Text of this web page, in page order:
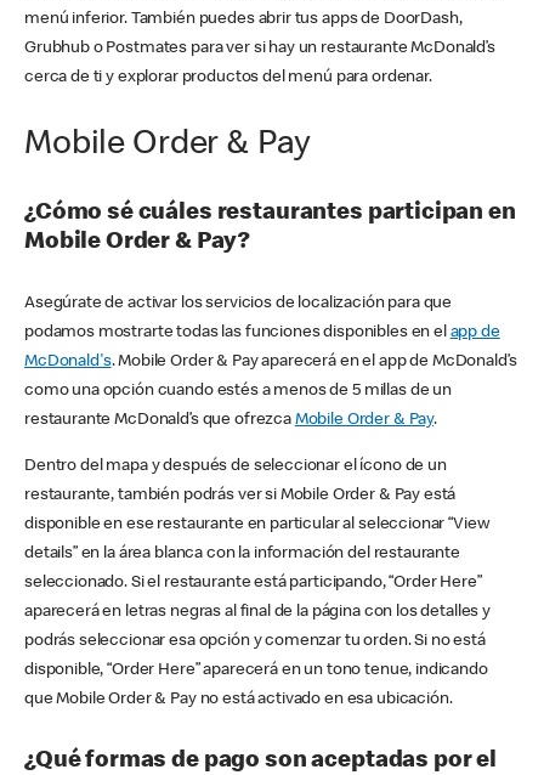
menú inferior. También puedes abrir tus apps de DoorDash,
Grubhub o Postmates para ver si hay un restaurante McDonald’s
cerca de ti y explorar productos del menú para ordenar.
Mobile Order & Pay
¿Cómo sé cuáles restaurantes participan en
Mobile Order & Pay?
Asegúrate de activar los servicios de localización para que
podamos mostrarte todas las funciones disponibles en el app de
McDonald's. Mobile Order & Pay aparecerá en el app de McDonald’s
como una opción cuando estés a menos de 5 millas de un
restaurante McDonald’s que ofrezca Mobile Order & Pay.
Dentro del mapa y después de seleccionar el ícono de un
restaurante, también podrás ver si Mobile Order & Pay está
disponible en ese restaurante en particular al seleccionar “View
details” en la área blanca con la información del restaurante
seleccionado. Si el restaurante está participando, “Order Here”
aparecerá en letras negras al final de la página con los detalles y
podrás seleccionar esa opción y comenzar tu orden. Si no está
disponible, “Order Here” aparecerá en un tono tenue, indicando
que Mobile Order & Pay no está activado en esa ubicación.
¿Qué formas de pago son aceptadas por el